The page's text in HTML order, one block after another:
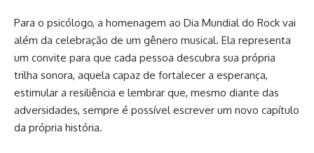
Para o psicólogo, a homenagem ao Dia Mundial do Rock vai
além da celebração de um gênero musical. Ela representa
um convite para que cada pessoa descubra sua própria
trilha sonora, aquela capaz de fortalecer a esperança,
estimular a resiliência e lembrar que, mesmo diante das
adversidades, sempre é possível escrever um novo capítulo
da própria história.